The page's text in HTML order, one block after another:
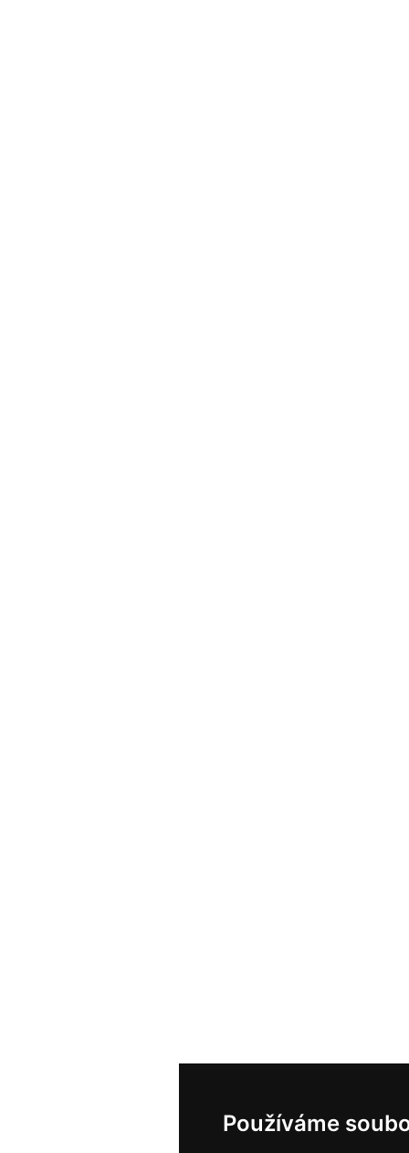
Používáme